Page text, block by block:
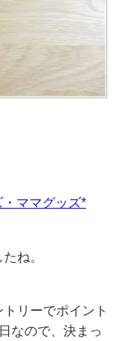
ママグッズ*
ね。
リーでポイント
なので、決まっ